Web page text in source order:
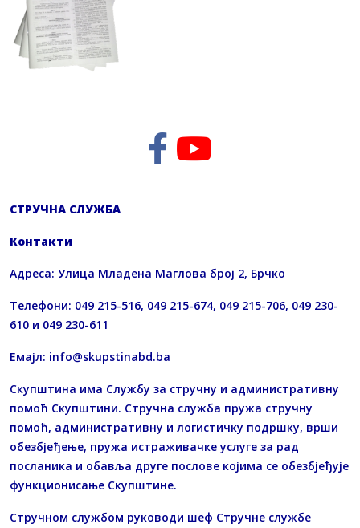
СТРУЧНА СЛУЖБА
Контакти
Адреса: Улица Младена Маглова број 2, Брчко
Телефони: 049 215-516, 049 215-674, 049 215-706, 049 230-
610 и 049 230-611
Емајл: info@skupstinabd.ba
Скупштина има Службу за стручну и административну
помоћ Скупштини. Стручна служба пружа стручну
помоћ, административну и логистичку подршку, врши
обезбјеђење, пружа истраживачке услуге за рад
посланика и обавља друге послове којима се обезбјеђује
функционисање Скупштине.
Стручном службом руководи шеф Стручне службе